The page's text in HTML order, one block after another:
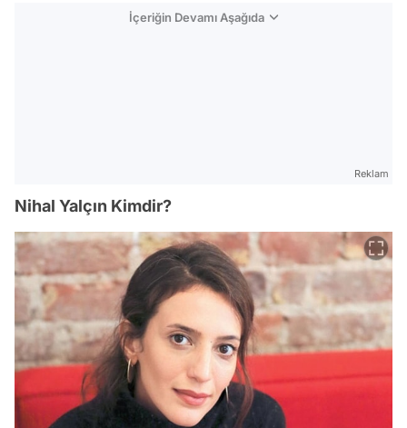
İçeriğin Devamı Aşağıda
Reklam
Nihal Yalçın Kimdir?